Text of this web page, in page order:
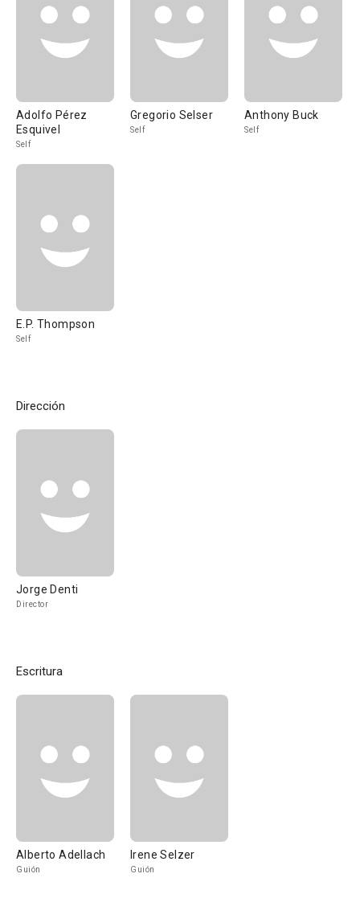
Adolfo Pérez
Esquivel
Self
Gregorio Selser
Self
Anthony Buck
Self
E.P. Thompson
Self
Dirección
Jorge Denti
Director
Escritura
Alberto Adellach
Guión
Irene Selzer
Guión